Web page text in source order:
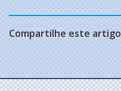
Compartilhe este artigo